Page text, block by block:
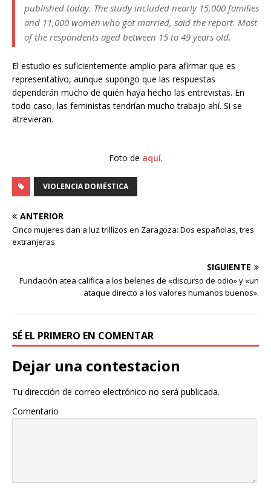
published today. The study included nearly 15,000 families
and 11,000 women who got married, said the report. Most
of the respondents aged between 15 to 49 years old.
El estudio es suficientemente amplio para afirmar que es
representativo, aunque supongo que las respuestas
dependerán mucho de quién haya hecho las entrevistas. En
todo caso, las feministas tendrían mucho trabajo ahí. Si se
atrevieran.
Foto de aquí.
VIOLENCIA DOMÉSTICA
ANTERIOR
Cinco mujeres dan a luz trillizos en Zaragoza: Dos españolas, tres
extranjeras
SIGUIENTE
Fundación atea califica a los belenes de «discurso de odio» y «un
ataque directo a los valores humanos buenos».
SÉ EL PRIMERO EN COMENTAR
Dejar una contestacion
Tu dirección de correo electrónico no será publicada.
Comentario